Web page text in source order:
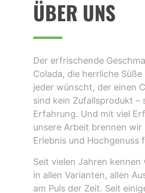
ÜBER UNS
Der erfrischende
Colada, die herrliche
jeder wünscht, der einen
sind kein Zufallsprodukt –
Erfahrung. Und mit viel
unsere Arbeit brennen
Erlebnis und Hochgenuss
Seit vielen Jahren
in allen Varianten, allen
am Puls der Zeit. Seit